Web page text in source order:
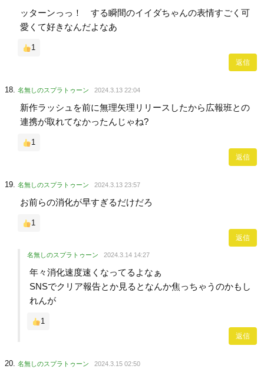
ッターンっっ！ する瞬間のイイダちゃんの表情すごく可
愛くて好きなんだよなあ
1
返信
名無しのスプラトゥーン 2024.3.13 22:04
新作ラッシュを前に無理矢理リリースしたから広報班との
連携が取れてなかったんじゃね?
1
返信
名無しのスプラトゥーン 2024.3.13 23:57
お前らの消化が早すぎるだけだろ
1
返信
名無しのスプラトゥーン 2024.3.14 14:27
年々消化速度速くなってるよなぁ
SNSでクリア報告とか見るとなんか焦っちゃうのかもし
れんが
1
返信
名無しのスプラトゥーン 2024.3.15 02:50